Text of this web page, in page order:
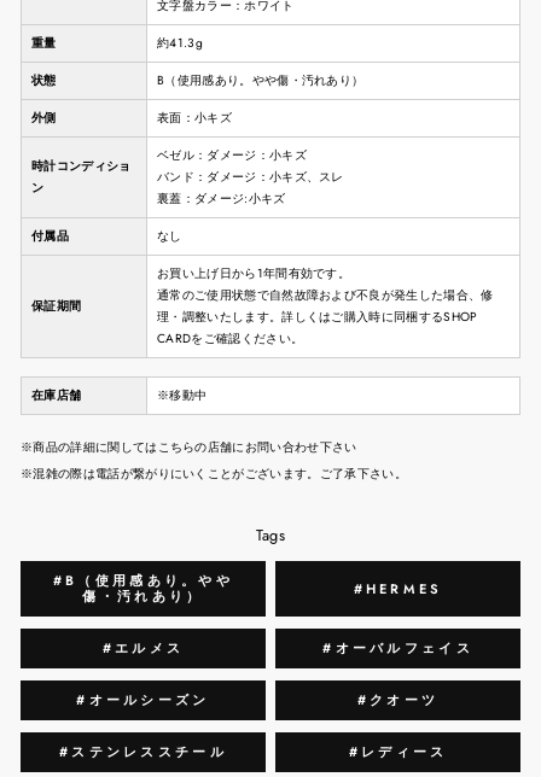
文字盤カラー：ホワイト
重量 約41.3g
状態 B（使用感あり。やや傷・汚れあり）
外側 表面：小キズ
時計コンディショ
ン
ベゼル：ダメージ：小キズ
バンド：ダメージ：小キズ、スレ
裏蓋：ダメージ:小キズ
付属品 なし
保証期間
お買い上げ日から1年間有効です。
通常のご使用状態で自然故障および不良が発生した場合、修
理・調整いたします。詳しくはご購入時に同梱するSHOP
CARDをご確認ください。
在庫店舗 ※移動中
※商品の詳細に関してはこちらの店舗にお問い合わせ下さい
※混雑の際は電話が繋がりにいくことがございます。ご了承下さい。
Tags
#B（使用感あり。やや
傷・汚れあり）
#HERMES
#エルメス #オーバルフェイス
#オールシーズン #クオーツ
#ステンレススチール #レディース